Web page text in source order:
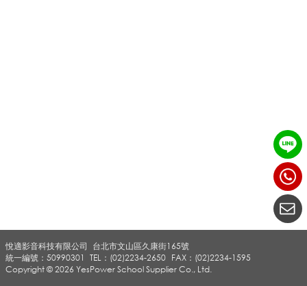
擴
悅適影音科技有限公司
TEL：(02)2234-2650 FAX：(02)2234-1595
台北市文山區久康街165號
統一編號：50990301
Copyright © 2026 YesPower School Supplier Co., Ltd.